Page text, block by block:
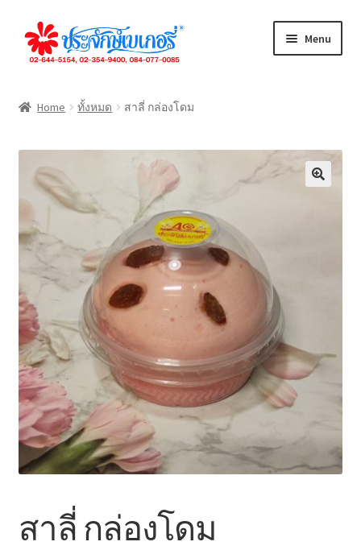
Skip
to
Skip
to
Menu
เค้กชิ้น
คุกกี้
เดนิส
จัดเลี้ยง
ไหว้เจ้า
Home ทั้งหมด สาลี่ กล่องโดม
สาลี่ กล่องโดม